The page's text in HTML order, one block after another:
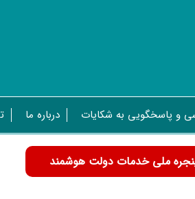
و پاسخگویی به شکایات درباره ما
ملی خدمات دولت هوشمند